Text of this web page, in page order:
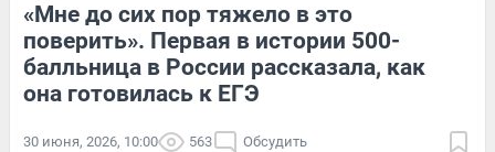
«Мне до сих пор тяжело в это
поверить». Первая в истории 500-
балльница в России рассказала, как
она готовилась к ЕГЭ
30 июня, 2026, 10:00 563 Обсудить